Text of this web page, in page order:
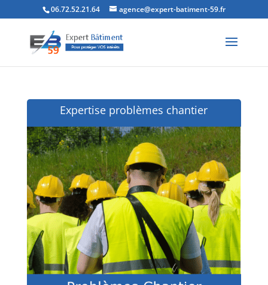
06.72.52.21.64 agence@expert-batiment-59.fr
Expertise problèmes chantier